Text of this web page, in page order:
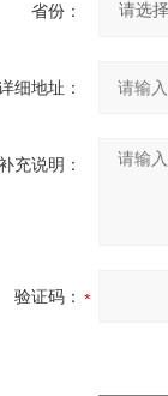
省份：
细地址：
充说明：
验证码：